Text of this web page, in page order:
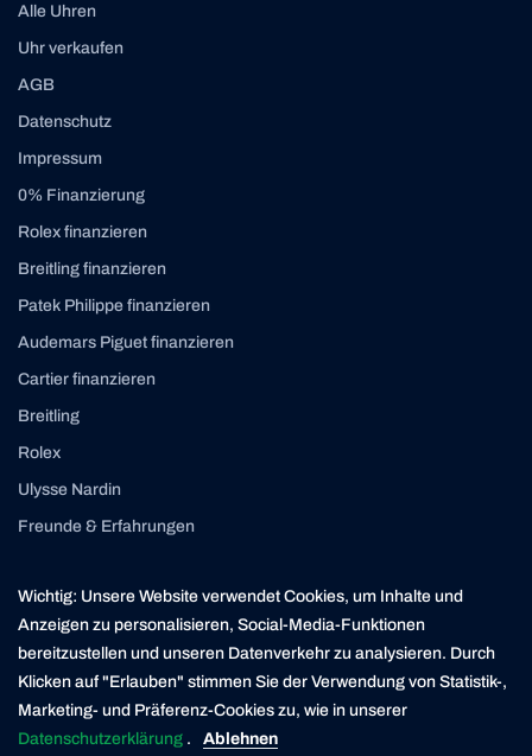
Alle Uhren
Uhr verkaufen
AGB
Datenschutz
Impressum
0% Finanzierung
Rolex finanzieren
Breitling finanzieren
Patek Philippe finanzieren
Audemars Piguet finanzieren
Cartier finanzieren
Breitling
Rolex
Ulysse Nardin
Freunde & Erfahrungen
Instagram Linkedin
contact@yourasset.com
* Die Kreditvergabe ist verboten, wenn sie zur Überschuldung des Verbrauchers führt (Art. 3
UWG). Der Darlehensgeber ist ein in der Schweiz ansässiger Finanzierungspartner der
Yourasset AG. Yourasset ist ein lizenzierter Kreditvermittler mit Sitz in Zürich.
Wichtig: Unsere Website verwendet Cookies, um Inhalte und
Anzeigen zu personalisieren, Social-Media-Funktionen
bereitzustellen und unseren Datenverkehr zu analysieren. Durch
Klicken auf "Erlauben" stimmen Sie der Verwendung von Statistik-,
Marketing- und Präferenz-Cookies zu, wie in unserer
Datenschutzerklärung . Ablehnen